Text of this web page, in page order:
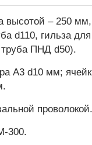
высотой – 250 мм,
d110, гильза
ПНД d50).
A3 d10 мм;
проволокой.
300.